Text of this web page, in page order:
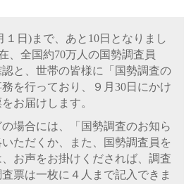
日)まで、あと10日となりまし
、全国約70万人の国勢調査員
と、世帯の皆様に「国勢調査の
を行っており、９月30日にかけ
お届けします。
場合には、「国勢調査のお知ら
ただくか、また、国勢調査員を
お声をお掛けくだされば、調査
票は一枚に４人まで記入できま